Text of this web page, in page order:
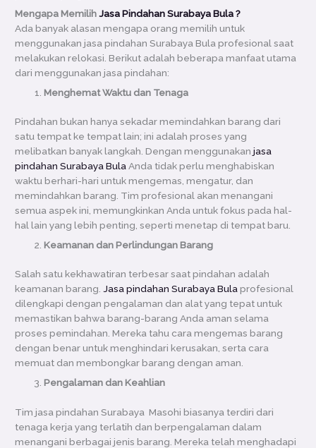
Mengapa MemilihJasa Pindahan Surabaya Bula ?
Ada banyak alasan mengapa orang memilih untuk
menggunakan jasa pindahan Surabaya Bula profesional saat
melakukan relokasi. Berikut adalah beberapa manfaat utama
dari menggunakan jasa pindahan:
Menghemat Waktu dan Tenaga
Pindahan bukan hanya sekadar memindahkan barang dari
satu tempat ke tempat lain; ini adalah proses yang
melibatkan banyak langkah. Dengan menggunakanjasa
pindahan Surabaya Bula Anda tidak perlu menghabiskan
waktu berhari-hari untuk mengemas, mengatur, dan
memindahkan barang. Tim profesional akan menangani
semua aspek ini, memungkinkan Anda untuk fokus pada hal-
hal lain yang lebih penting, seperti menetap di tempat baru.
Keamanan dan Perlindungan Barang
Salah satu kekhawatiran terbesar saat pindahan adalah
keamanan barang.Jasa pindahan Surabaya Bulaprofesional
dilengkapi dengan pengalaman dan alat yang tepat untuk
memastikan bahwa barang-barang Anda aman selama
proses pemindahan. Mereka tahu cara mengemas barang
dengan benar untuk menghindari kerusakan, serta cara
memuat dan membongkar barang dengan aman.
Pengalaman dan Keahlian
Tim jasa pindahan Surabaya Masohi biasanya terdiri dari
tenaga kerja yang terlatih dan berpengalaman dalam
menangani berbagai jenis barang. Mereka telah menghadapi